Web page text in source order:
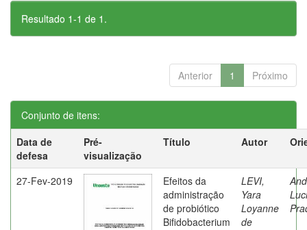
Resultado 1-1 de 1.
Anterior 1 Próximo
Conjunto de itens:
Data de
defesa
Pré-
visualização
Título Autor
27-Fev-2019
Efeitos da
administração
de probiótico
Bifidobacterium
LEVI,
Yara
Loyanne
de